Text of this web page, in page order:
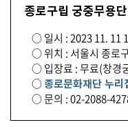
종로구립 궁중무용
○ 일시 : 2023 11. 11
○ 위치 : 서울시 종로
○ 입장료 : 무료(창경
○종로문화재단 누리
○ 문의 : 02-2088-